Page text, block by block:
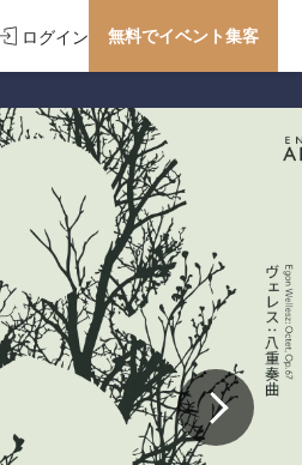
ログイン 無料でイベント集客